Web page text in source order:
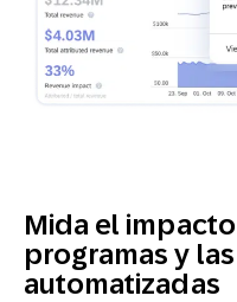
Mida el
programas y
automatizadas